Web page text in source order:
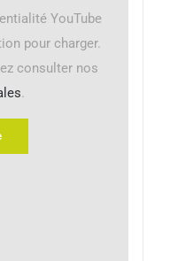
YouTube
pour charger.
consulter nos
.